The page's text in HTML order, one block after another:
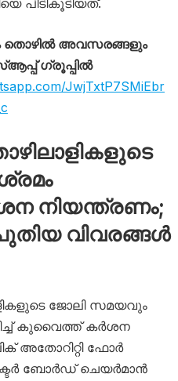
പിടികൂടിയത്.
തൊഴിൽ അവസരങ്ങളും
ഗ്രൂപ്പിൽ
JwjTxtP7SMiEbr
നിയന്ത്രണം;
വിവരങ്ങൾ
ജോലി സമയവും
കുവൈത്ത് കർശന
അതോറിറ്റി ഫോർ
ബോർഡ് ചെയർമാൻ